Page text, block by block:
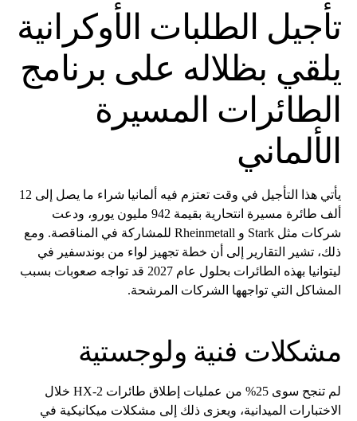
تأجيل الطلبات الأوكرانية
يلقي بظلاله على برنامج
الطائرات المسيرة
الألماني
يأتي هذا التأجيل في وقت تعتزم فيه ألمانيا شراء ما يصل إلى 12
ألف طائرة مسيرة انتحارية بقيمة 942 مليون يورو، ودعت
شركات مثل Stark و Rheinmetall للمشاركة في المناقصة. ومع
ذلك، تشير التقارير إلى أن خطة تجهيز لواء من بوندسفير في
ليتوانيا بهذه الطائرات بحلول عام 2027 قد تواجه صعوبات بسبب
المشاكل التي تواجهها الشركات المرشحة.
مشكلات فنية ولوجستية
لم تنجح سوى 25% من عمليات إطلاق طائرات HX-2 خلال
الاختبارات الميدانية، ويعزى ذلك إلى مشكلات ميكانيكية في